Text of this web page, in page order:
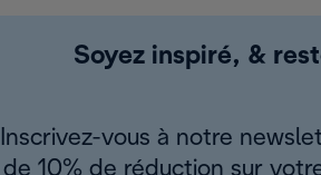
Soyez inspiré, &
Inscrivez-vous à notre
de 10% de réduction sur